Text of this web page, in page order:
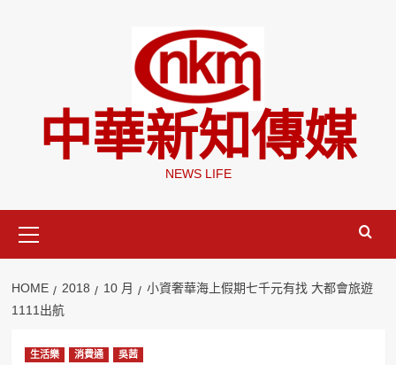
中華新知傳媒
NEWS LIFE
Menu
HOME 2018 10 月
小資奢華海上假期七千元有找 大都會旅遊
1111出航
生活樂 消費通 吳茜